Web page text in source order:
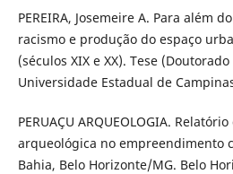
PEREIRA, Josemeire A. Para além
racismo e produção do espaço
(séculos XIX e XX). Tese
Universidade Estadual de
PERUAÇU ARQUEOLOGIA.
arqueológica no empreendimento
Bahia, Belo Horizonte/MG. Belo